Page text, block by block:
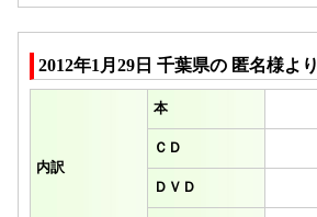
2012年1月29日 千葉県の 匿名様より
内訳
本
ＣＤ
ＤＶＤ